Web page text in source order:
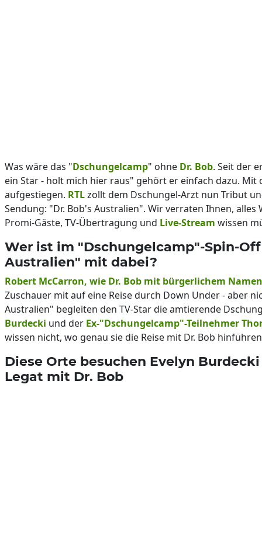
Was wäre das "Dschungelcamp" ohne Dr. Bob. Seit der
ein Star - holt mich hier raus" gehört er einfach dazu. Mit
aufgestiegen. RTLzollt dem Dschungel-Arzt nun Tribut
Sendung: "Dr. Bob's Australien". Wir verraten Ihnen, alles
Promi-Gäste, TV-Übertragung und Live-Stream wissen
Wer ist im "Dschungelcamp"-Spin-
Australien" mit dabei?
Robert McCarron, wie Dr. Bob mit bürgerlichem
Zuschauer mit auf eine Reise durch Down Under - aber
Australien" begleiten den TV-Star die amtierende
Burdecki und der Ex-"Dschungelcamp"-Teilnehmer
wissen nicht, wo genau sie die Reise mit Dr. Bob
Diese Orte besuchen Evelyn
Legat mit Dr. Bob